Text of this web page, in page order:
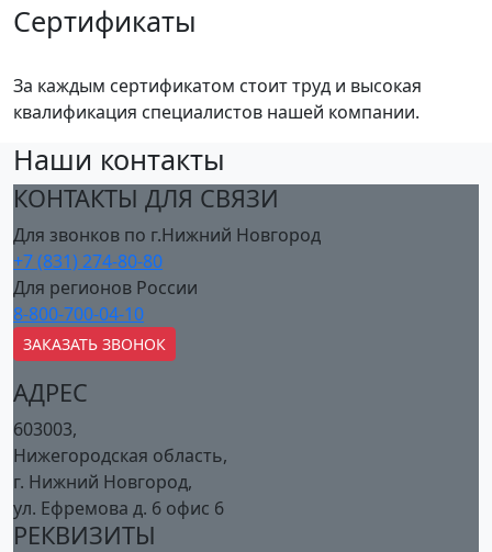
Сертификаты
За каждым сертификатом стоит труд и высокая
квалификация специалистов нашей компании.
Наши контакты
КОНТАКТЫ ДЛЯ СВЯЗИ
Для звонков по г.Нижний Новгород
+7 (831) 274-80-80
Для регионов России
8-800-700-04-10
ЗАКАЗАТЬ ЗВОНОК
АДРЕС
603003,
Нижегородская область,
г. Нижний Новгород,
ул. Ефремова д. 6 офис 6
РЕКВИЗИТЫ